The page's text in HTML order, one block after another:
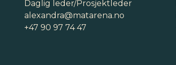
Daglig leder/Prosjektleder
alexandra@matarena.no
+47 90 97 74 47